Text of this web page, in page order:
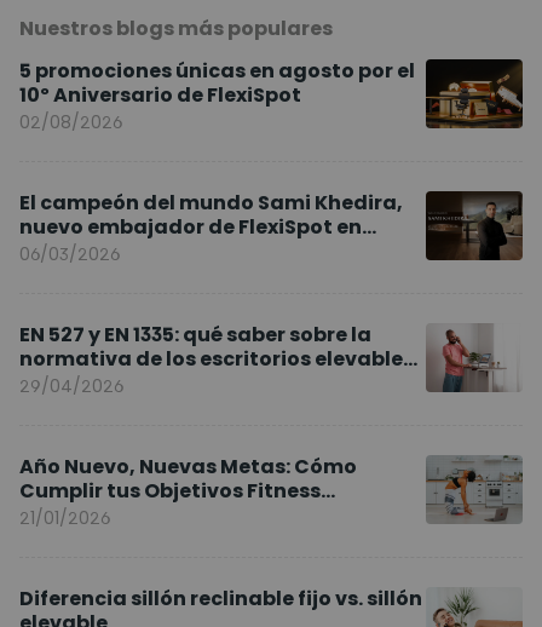
Nuestros blogs más populares
5 promociones únicas en agosto por el
10º Aniversario de FlexiSpot
02/08/2026
El campeón del mundo Sami Khedira,
nuevo embajador de FlexiSpot en
Europa
06/03/2026
EN 527 y EN 1335: qué saber sobre la
normativa de los escritorios elevables
y sillas ergonómicas
29/04/2026
Año Nuevo, Nuevas Metas: Cómo
Cumplir tus Objetivos Fitness
Entrenando en Casa
21/01/2026
Diferencia sillón reclinable fijo vs. sillón